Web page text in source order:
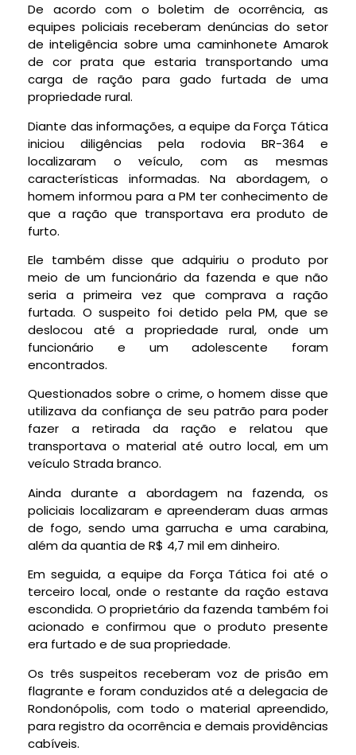
De acordo com o boletim de ocorrência, as
equipes policiais receberam denúncias do setor
de inteligência sobre uma caminhonete Amarok
de cor prata que estaria transportando uma
carga de ração para gado furtada de uma
propriedade rural.
Diante das informações, a equipe da Força Tática
iniciou diligências pela rodovia BR-364 e
localizaram o veículo, com as mesmas
características informadas. Na abordagem, o
homem informou para a PM ter conhecimento de
que a ração que transportava era produto de
furto.
Ele também disse que adquiriu o produto por
meio de um funcionário da fazenda e que não
seria a primeira vez que comprava a ração
furtada. O suspeito foi detido pela PM, que se
deslocou até a propriedade rural, onde um
funcionário e um adolescente foram
encontrados.
Questionados sobre o crime, o homem disse que
utilizava da confiança de seu patrão para poder
fazer a retirada da ração e relatou que
transportava o material até outro local, em um
veículo Strada branco.
Ainda durante a abordagem na fazenda, os
policiais localizaram e apreenderam duas armas
de fogo, sendo uma garrucha e uma carabina,
além da quantia de R$ 4,7 mil em dinheiro.
Em seguida, a equipe da Força Tática foi até o
terceiro local, onde o restante da ração estava
escondida. O proprietário da fazenda também foi
acionado e confirmou que o produto presente
era furtado e de sua propriedade.
Os três suspeitos receberam voz de prisão em
flagrante e foram conduzidos até a delegacia de
Rondonópolis, com todo o material apreendido,
para registro da ocorrência e demais providências
cabíveis.